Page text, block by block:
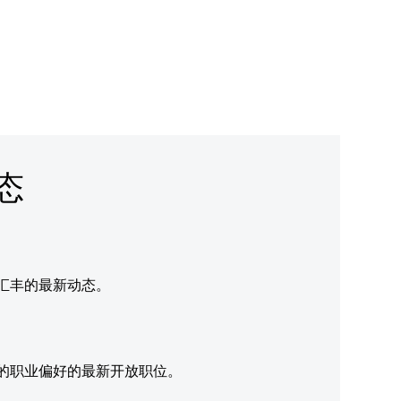
的最新动态。
业偏好的最新开放职位。